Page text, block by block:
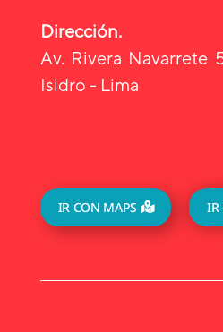
Dirección.
Av. Rivera Navarrete
Isidro - Lima
IR CON MAPS IR